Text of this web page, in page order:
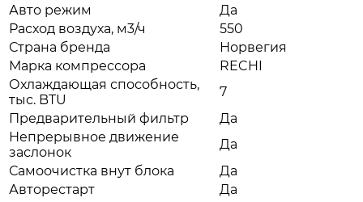
Авто режим
Да
Расход воздуха, м3/ч
550
Страна бренда
Норвегия
Марка компрессора
RECHI
Охлаждающая способность,
тыс. BTU
7
Предварительный фильтр
Да
Непрерывное движение
заслонок
Да
Самоочистка внут блока
Да
Авторестарт
Да